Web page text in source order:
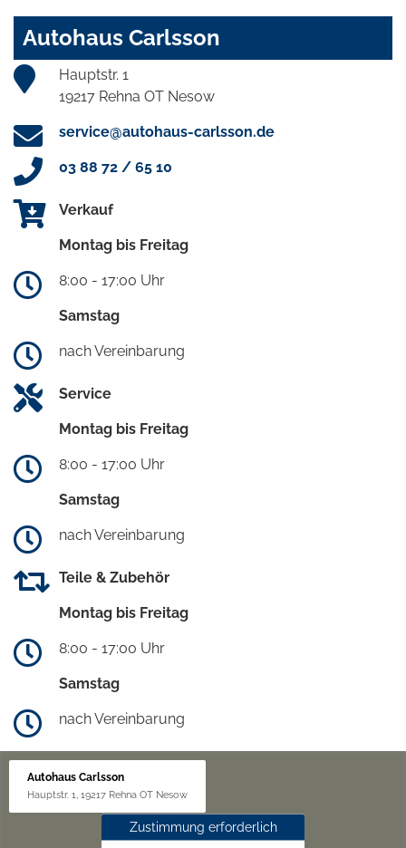
Autohaus Carlsson
Hauptstr. 1
19217 Rehna OT Nesow
service@autohaus-carlsson.de
03 88 72 / 65 10
Verkauf
Montag bis Freitag
8:00 - 17:00 Uhr
Samstag
nach Vereinbarung
Service
Montag bis Freitag
8:00 - 17:00 Uhr
Samstag
nach Vereinbarung
Teile & Zubehör
Montag bis Freitag
8:00 - 17:00 Uhr
Samstag
nach Vereinbarung
Autohaus Carlsson
Hauptstr. 1, 19217 Rehna OT Nesow
Zustimmung erforderlich